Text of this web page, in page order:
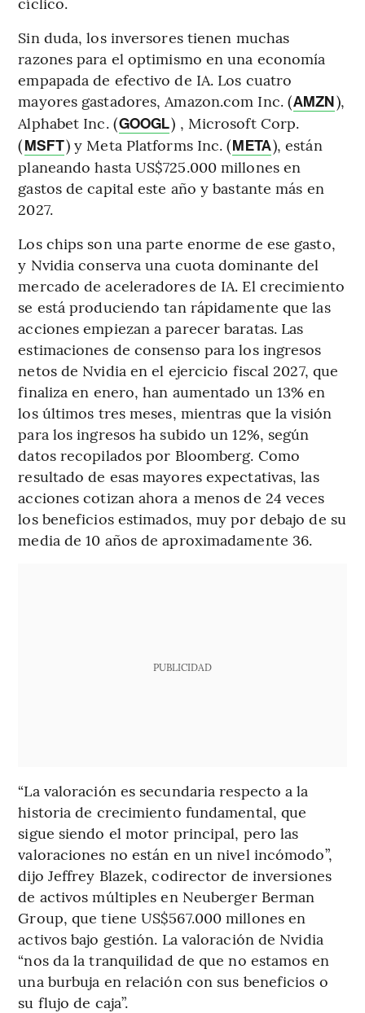
Sin duda, los inversores tienen muchas
razones para el optimismo en una economía
empapada de efectivo de IA. Los cuatro
mayores gastadores, Amazon.com Inc. (AMZN),
Alphabet Inc. (GOOGL) , Microsoft Corp.
(MSFT) y Meta Platforms Inc. (META), están
planeando hasta US$725.000 millones en
gastos de capital este año y bastante más en
2027.
Los chips son una parte enorme de ese gasto,
y Nvidia conserva una cuota dominante del
mercado de aceleradores de IA. El crecimiento
se está produciendo tan rápidamente que las
acciones empiezan a parecer baratas. Las
estimaciones de consenso para los ingresos
netos de Nvidia en el ejercicio fiscal 2027, que
finaliza en enero, han aumentado un 13% en
los últimos tres meses, mientras que la visión
para los ingresos ha subido un 12%, según
datos recopilados por Bloomberg. Como
resultado de esas mayores expectativas, las
acciones cotizan ahora a menos de 24 veces
los beneficios estimados, muy por debajo de su
media de 10 años de aproximadamente 36.
PUBLICIDAD
“La valoración es secundaria respecto a la
historia de crecimiento fundamental, que
sigue siendo el motor principal, pero las
valoraciones no están en un nivel incómodo”,
dijo Jeffrey Blazek, codirector de inversiones
de activos múltiples en Neuberger Berman
Group, que tiene US$567.000 millones en
activos bajo gestión. La valoración de Nvidia
“nos da la tranquilidad de que no estamos en
una burbuja en relación con sus beneficios o
su flujo de caja”.